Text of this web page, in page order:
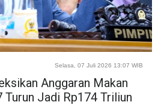
Selasa, 07 Juli 2026 13:07 WIB
Anggaran Makan
Jadi Rp174 Triliun